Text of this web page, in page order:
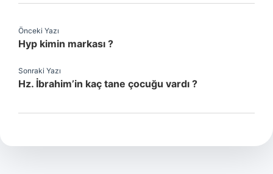
Önceki Yazı
Hyp kimin markası ?
Sonraki Yazı
Hz. İbrahim’in kaç tane çocuğu vardı ?